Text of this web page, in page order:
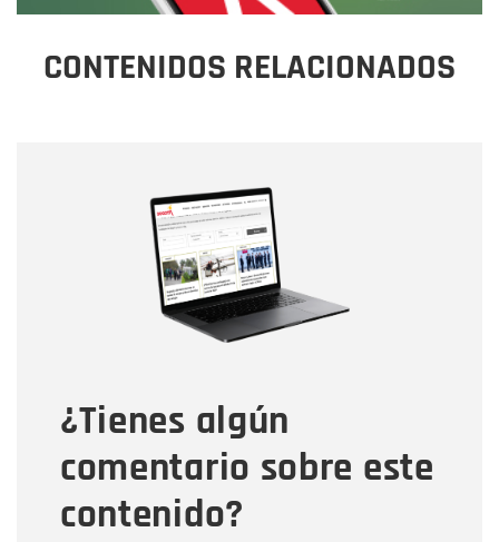
CONTENIDOS RELACIONADOS
¿Tienes algún
comentario sobre este
contenido?
Correo electrónico
Tipo de comentario
Mensaje